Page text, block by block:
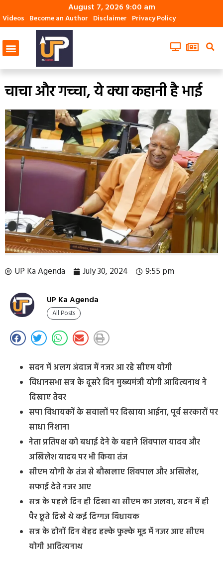
August 7, 2026 9:00 am
Videos Become an Author Disclaimer Privacy Policy
चाचा और गच्‍चा, ये क्‍या कहानी है भाई
UP Ka Agenda July 30, 2024 9:55 pm
UP Ka Agenda
All Posts
सदन में अलग अंदाज में नजर आ रहे सीएम योगी
विधानसभा सत्र के दूसरे दिन मुख्यमंत्री योगी आदित्यनाथ ने
दिखाए तेवर
सपा विधायकों के सवालों पर दिखाया आईना, पूर्व सरकारों पर
साधा निशाना
नेता प्रतिपक्ष को बधाई देने के बहाने शिवपाल यादव और
अखिलेश यादव पर भी किया तंज
सीएम योगी के तंज से बौखलाए शिवपाल और अखिलेश,
सफाई देते नजर आए
सत्र के पहले दिन ही दिखा था सीएम का जलवा, सदन में ही
पैर छूते दिखे थे कई दिग्गज विधायक
सत्र के दोनों दिन बेहद हल्के फुल्के मूड में नजर आए सीएम
योगी आदित्यनाथ